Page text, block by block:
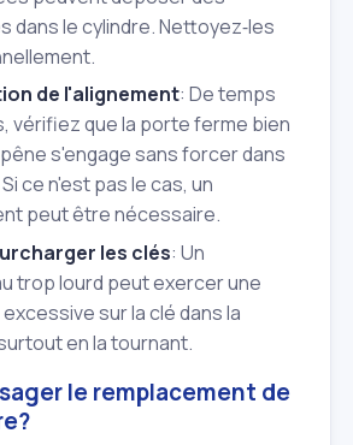
dans le cylindre. Nettoyez‑les
de l'alignement: De temps
vérifiez que la porte ferme bien
s'engage sans forcer dans
ce n'est pas le cas, un
peut être nécessaire.
les clés: Un
trop lourd peut exercer une
sur la clé dans la
en la tournant.
le remplacement de